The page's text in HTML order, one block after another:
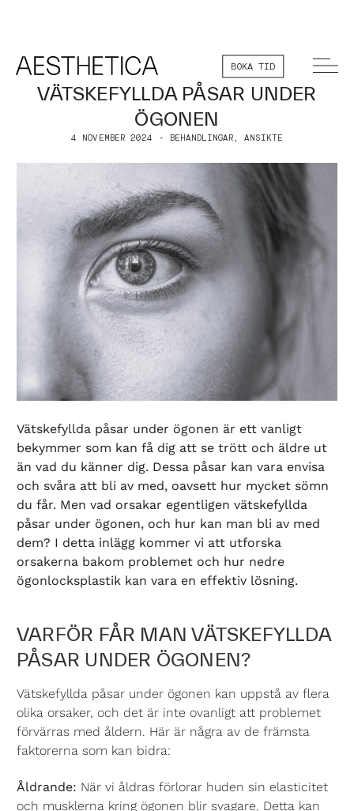
BOKA TID
VÄTSKEFYLLDA PÅSAR UNDER
ÖGONEN
4 NOVEMBER 2024 - BEHANDLINGAR, ANSIKTE
Vätskefyllda påsar under ögonen är ett vanligt
bekymmer som kan få dig att se trött och äldre ut
än vad du känner dig. Dessa påsar kan vara envisa
och svåra att bli av med, oavsett hur mycket sömn
du får. Men vad orsakar egentligen vätskefyllda
påsar under ögonen, och hur kan man bli av med
dem? I detta inlägg kommer vi att utforska
orsakerna bakom problemet och hur nedre
ögonlocksplastik kan vara en effektiv lösning.
VARFÖR FÅR MAN VÄTSKEFYLLDA
PÅSAR UNDER ÖGONEN?
Vätskefyllda påsar under ögonen kan uppstå av flera
olika orsaker, och det är inte ovanligt att problemet
förvärras med åldern. Här är några av de främsta
faktorerna som kan bidra:
Åldrande: När vi åldras förlorar huden sin elasticitet
och musklerna kring ögonen blir svagare. Detta kan